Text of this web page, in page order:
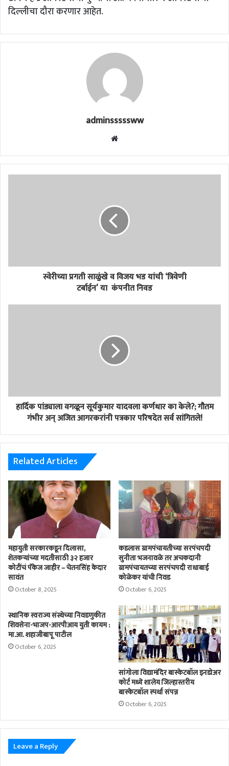
दिल्लीचा दौरा करणार आहेत.
adminsssssww
Website
स्वेरीच्या प्रगती साळुंखे व विजय भड यांची ‘त्रिवेणी
टर्बाईन’ या कंपनीत निवड
हार्दिक पांड्याला वगळून सूर्यकुमार यादवला कर्णधार का केले?; गौतम
गंभीर अन् अजित आगरकरांनी पत्रकार परिषदेत सर्व सांगितले!
Related Articles
महायुती सरकारकडून दिलासा,
शेतकऱ्यांच्या मदतीसाठी ३२ हजार
कोटींचं पॅकेज जाहीर – चेतनसिंह केदार
सावंत
October 8, 2025
कडलास ग्रामपंचायतीच्या सरपंचपदी
सुनीता भजनावळे तर अचकदानी
ग्रामपंचायतच्या सरपंचपदी राधाबाई
कोळेकर यांची निवड
October 6, 2025
स्थानिक स्वराज्य संस्थेच्या निवडणुकीत
शिवसेना-भाजप-आरपीआय युती कायम :
मा.आ. शहाजीबापू पाटील
October 6, 2025
सांगोला विद्यामंदिर बास्केटबॉल इनडोअर
कोर्ट मध्ये शालेय जिल्हास्तरीय
बास्केटबॉल स्पर्धा संपन्न
October 6, 2025
Leave a Reply